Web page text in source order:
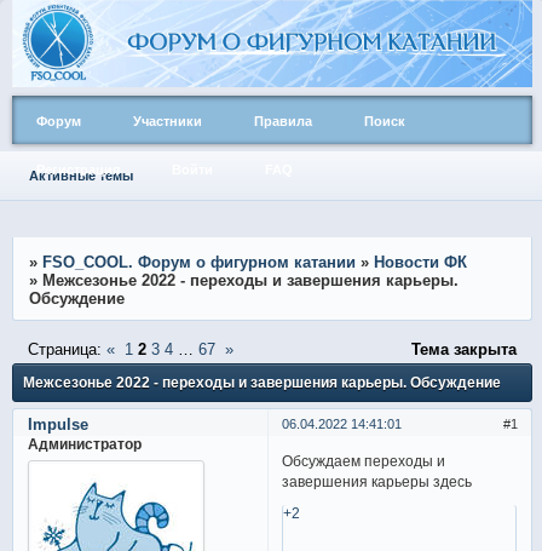
Форум Участники Правила Поиск
Активные темы
» FSO_COOL. Форум о фигурном катании » Новости ФК
» Межсезонье 2022 - переходы и завершения карьеры.
Обсуждение
Межсезонье 2022 - переходы и завершения карьеры. Обсуждение
Страница: « 1 2 3 4 67 » Тема закрыта
1
06.04.2022 14:41:01
Impulse
Администратор
Обсуждаем переходы и
завершения карьеры здесь
+2